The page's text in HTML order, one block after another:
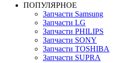
ПОПУЛЯРНОЕ
Запчасти Samsung
Запчасти LG
Запчасти PHILIPS
Запчасти SONY
Запчасти TOSHIBA
Запчасти SUPRA